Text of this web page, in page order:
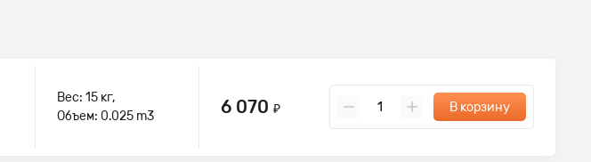
Вес: 15 кг,
Объем: 0.025 m3
6 070 ₽ В корзину